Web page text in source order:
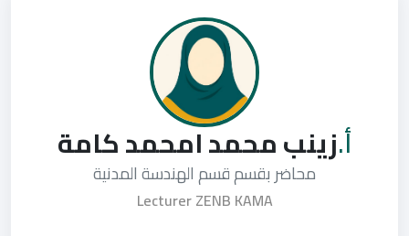
أ.زينب محمد امحمد كامة
محاضر بقسم قسم الهندسة المدنية
Lecturer ZENB KAMA